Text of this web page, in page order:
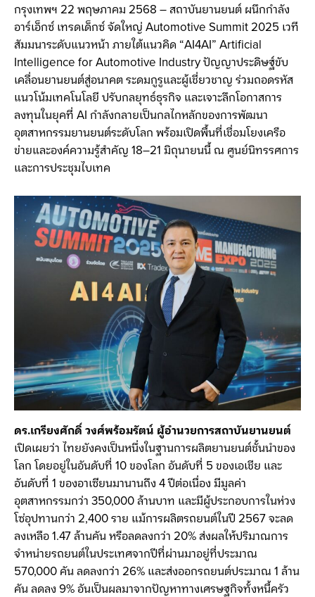
กรุงเทพฯ 22 พฤษภาคม 2568 – สถาบันยานยนต์ ผนึกกำลัง
อาร์เอ็กซ์ เทรดเด็กซ์ จัดใหญ่ Automotive Summit 2025 เวที
สัมมนาระดับแนวหน้า ภายใต้แนวคิด “AI4AI” Artificial
Intelligence for Automotive Industry ปัญญาประดิษฐ์ขับ
เคลื่อนยานยนต์สู่อนาคตระดมกูรูและผู้เชี่ยวชาญ ร่วมถอดรหัส
แนวโน้มเทคโนโลยี ปรับกลยุทธ์ธุรกิจ และเจาะลึกโอกาสการ
ลงทุนในยุคที่ AI กำลังกลายเป็นกลไกหลักของการพัฒนา
อุตสาหกรรมยานยนต์ระดับโลก พร้อมเปิดพื้นที่เชื่อมโยงเครือ
ข่ายและองค์ความรู้สำคัญ 18–21 มิถุนายนนี้ ณ ศูนย์นิทรรศการ
และการประชุมไบเทค
ดร.เกรียงศักดิ์ วงศ์พร้อมรัตน์ ผู้อำนวยการสถาบันยานยนต์
เปิดเผยว่า ไทยยังคงเป็นหนึ่งในฐานการผลิตยานยนต์ชั้นนำของ
โลก โดยอยู่ในอันดับที่ 10 ของโลก อันดับที่ 5 ของเอเชีย และ
อันดับที่ 1 ของอาเซียนมานานถึง 4 ปีต่อเนื่อง มีมูลค่า
อุตสาหกรรมกว่า 350,000 ล้านบาท และมีผู้ประกอบการในห่วง
โซ่อุปทานกว่า 2,400 ราย แม้การผลิตรถยนต์ในปี 2567 จะลด
ลงเหลือ 1.47 ล้านคัน หรือลดลงกว่า 20% ส่งผลให้ปริมาณการ
จำหน่ายรถยนต์ในประเทศจากปีที่ผ่านมาอยู่ที่ประมาณ
570,000 คัน ลดลงกว่า 26% และส่งออกรถยนต์ประมาณ 1 ล้าน
คัน ลดลง 9% อันเป็นผลมาจากปัญหาทางเศรษฐกิจทั้งหนี้ครัว